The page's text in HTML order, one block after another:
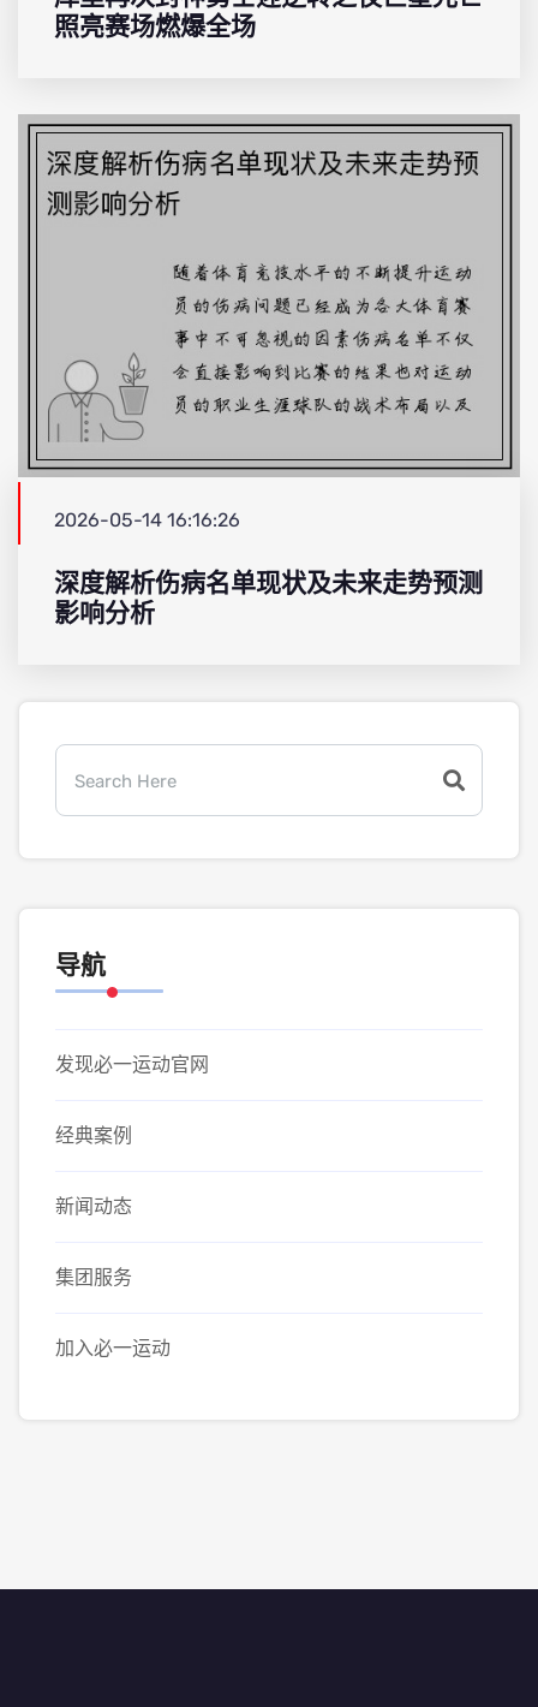
照亮赛场燃爆全场
2026-05-14 16:16:26
深度解析伤病名单现状及未来走势预测
影响分析
导航
发现必一运动官网
经典案例
新闻动态
集团服务
加入必一运动